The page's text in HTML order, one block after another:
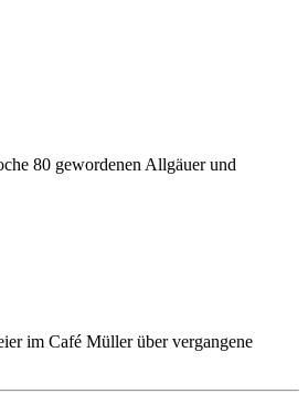
80 gewordenen Allgäuer und
im Café Müller über vergangene